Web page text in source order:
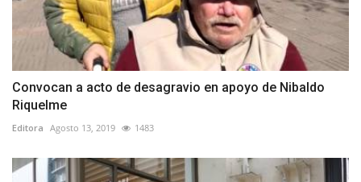
Convocan a acto de desagravio en apoyo de Nibaldo
Riquelme
Editora Agosto 13, 2019 1483